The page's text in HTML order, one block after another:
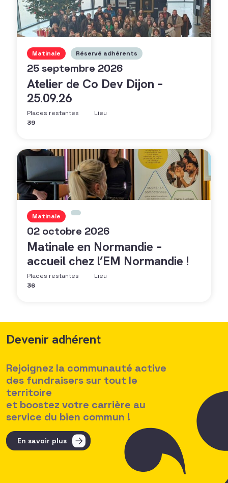
Matinale Réservé adhérents
25 septembre 2026
Atelier de Co Dev Dijon –
25.09.26
Places restantes
39
Lieu
Matinale
02 octobre 2026
Matinale en Normandie –
accueil chez l’EM Normandie !
Places restantes
36
Lieu
Devenir adhérent
Rejoignez la communauté active
des fundraisers sur tout le
territoire
et boostez votre carrière au
service du bien commun !
En savoir plus